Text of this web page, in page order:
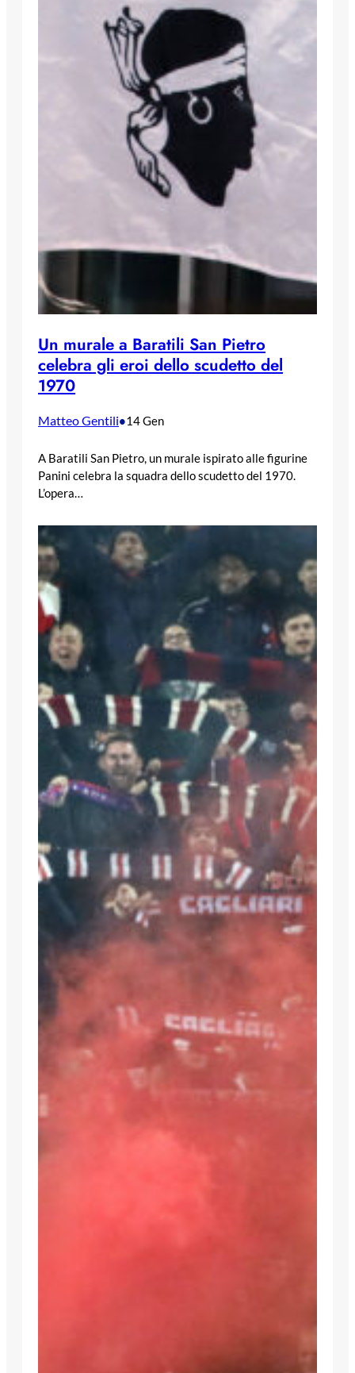
Un murale a Baratili San Pietro
celebra gli eroi dello scudetto del
1970
Matteo Gentili•14 Gen
A Baratili San Pietro, un murale ispirato alle figurine
Panini celebra la squadra dello scudetto del 1970.
L’opera…